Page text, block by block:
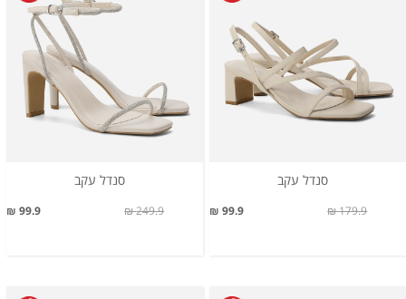
סנדל עקב
99.9 ₪ 179.9 ₪
סנדל עקב
99.9 ₪ 249.9 ₪